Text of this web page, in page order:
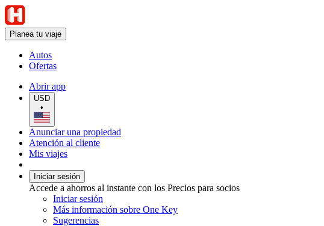
Planea tu viaje
Autos
Ofertas
Abrir app
USD
•
Anunciar una propiedad
Atención al cliente
Mis viajes
Iniciar sesión
Accede a ahorros al instante con los Precios para socios
Iniciar sesión
Más información sobre One Key
Sugerencias